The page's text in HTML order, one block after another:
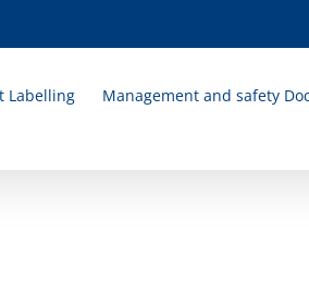
Labelling Management and safety